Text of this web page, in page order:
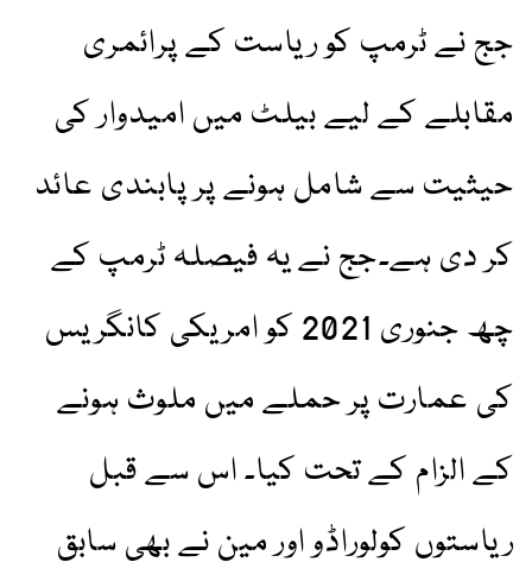
جج نے ٹرمپ کو ریاست کے پرائمری
مقابلے کے لیے بیلٹ میں امیدوار کی
حیثیت سے شامل ہونے پر پابندی عائد
کر دی ہے۔جج نے یہ فیصلہ ٹرمپ کے
چھ جنوری 2021 کو امریکی کانگریس
کی عمارت پر حملے میں ملوث ہونے
کے الزام کے تحت کیا۔ اس سے قبل
ریاستوں کولوراڈو اور مین نے بھی سابق